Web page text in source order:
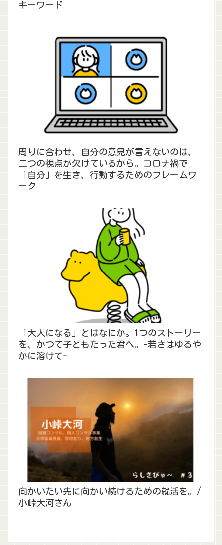
キーワード
周りに合わせ、自分の意見が言えないのは、
二つの視点が欠けているから。コロナ禍で
「自分」を生き、行動するためのフレームワ
ーク
「大人になる」とはなにか。1つのストーリー
を、かつて子どもだった君へ。-若さはゆるや
かに溶けて-
向かいたい先に向かい続けるための就活を。/
小峠大河さん